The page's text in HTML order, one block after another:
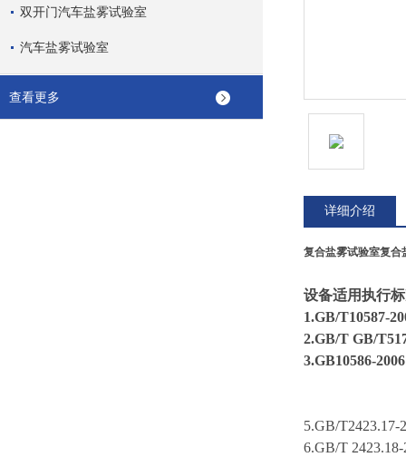
双开门汽车盐雾试验室
汽车盐雾试验室
查看更多
详细介绍
复合盐雾试验室复合
设备适用执行
1.GB/T10587-
2.GB/T GB/
3.GB10586-
5.GB/
6.GB/T